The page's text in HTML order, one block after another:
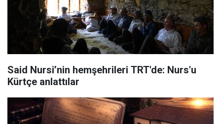
Said Nursi’nin hemşehrileri TRT'de: Nurs'u
Kürtçe anlattılar